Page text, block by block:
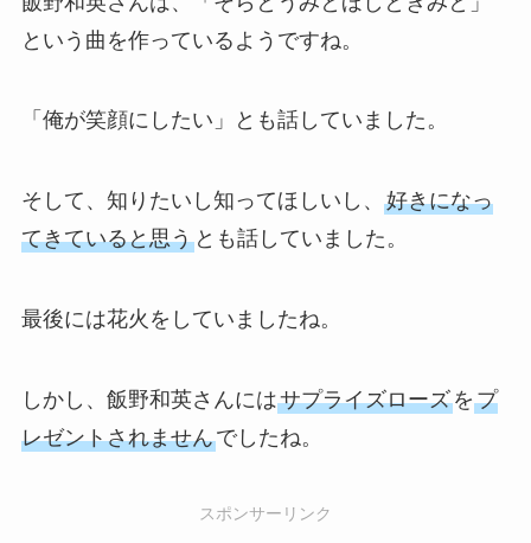
という曲を作っているようですね。
「俺が笑顔にしたい」とも話していました。
そして、知りたいし知ってほしいし、 好きになっ
てきていると思うとも話していました。
最後には花火をしていましたね。
しかし、飯野和英さんにはサプライズローズをプ
レゼントされませんでしたね。
スポンサーリンク